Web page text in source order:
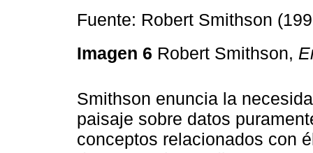
Fuente: Robert Smithson
Imagen 6 Robert Smithson,
Smithson enuncia la
paisaje sobre datos
conceptos relacionados con